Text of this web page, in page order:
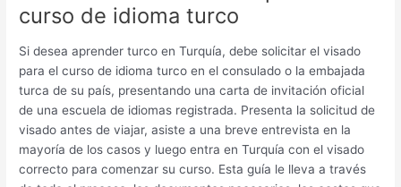
curso de idioma turco
Si desea aprender turco en Turquía, debe solicitar el visado
para el curso de idioma turco en el consulado o la embajada
turca de su país, presentando una carta de invitación oficial
de una escuela de idiomas registrada. Presenta la solicitud de
visado antes de viajar, asiste a una breve entrevista en la
mayoría de los casos y luego entra en Turquía con el visado
correcto para comenzar su curso. Esta guía le lleva a través